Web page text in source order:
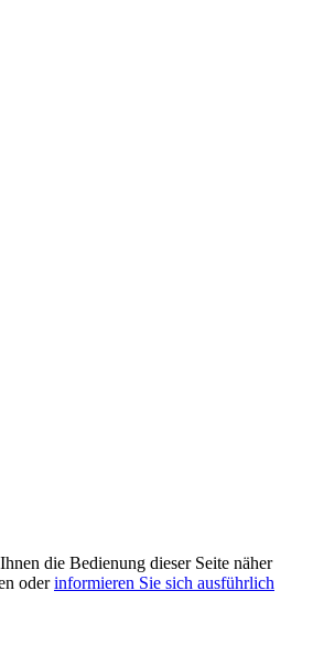
die Bedienung dieser Seite näher
oderinformieren Sie sich ausführlich